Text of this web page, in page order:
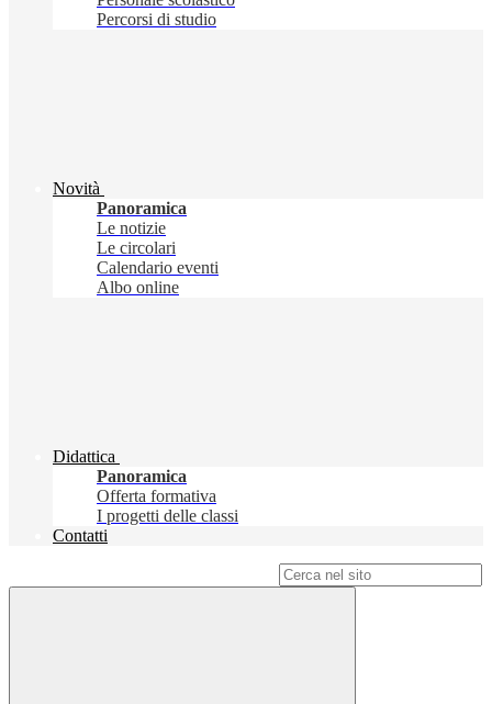
Percorsi di studio
Novità
Panoramica
Le notizie
Le circolari
Calendario eventi
Albo online
Didattica
Panoramica
Offerta formativa
I progetti delle classi
Contatti